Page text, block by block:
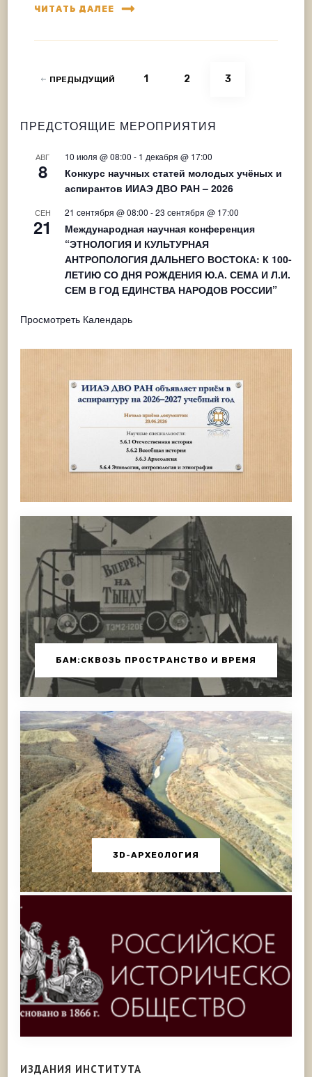
ЧИТАТЬ ДАЛЕЕ
Навигация
записям
ПРЕДЫДУЩИЙ СТРАНИЦА
1 СТРАНИЦА
2 СТРАНИЦА
3
ПРЕДСТОЯЩИЕ МЕРОПРИЯТИЯ
АВГ
8
10 июля @ 08:00 - 1 декабря @ 17:00
Конкурс научных статей молодых учёных и
аспирантов ИИАЭ ДВО РАН – 2026
СЕН
21
21 сентября @ 08:00 -23 сентября @ 17:00
Международная научная конференция
“ЭТНОЛОГИЯ И КУЛЬТУРНАЯ
АНТРОПОЛОГИЯ ДАЛЬНЕГО ВОСТОКА: К 100-
ЛЕТИЮ СО ДНЯ РОЖДЕНИЯ Ю.А. СЕМА И Л.И.
СЕМ В ГОД ЕДИНСТВА НАРОДОВ РОССИИ”
Просмотреть Календарь
БАМ:СКВОЗЬ ПРОСТРАНСТВО И ВРЕМЯ
3D-АРХЕОЛОГИЯ
ИЗДАНИЯ ИНСТИТУТА